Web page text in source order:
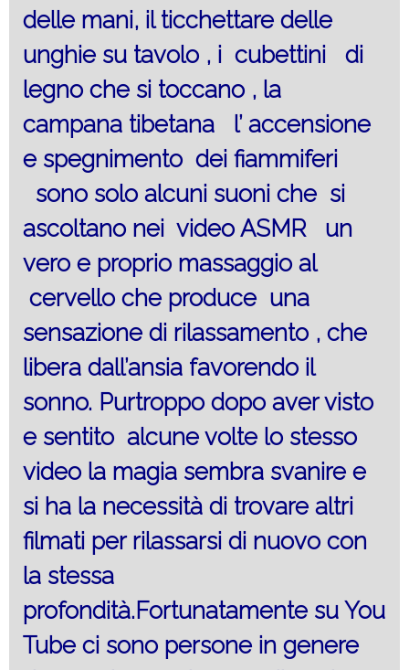
delle mani, il ticchettare delle
unghie su tavolo , i cubettini di
legno che si toccano , la
campana tibetana l’ accensione
e spegnimento dei fiammiferi
sono solo alcuni suoni che si
ascoltano nei video ASMR un
vero e proprio massaggio al
cervello che produce una
sensazione di rilassamento , che
libera dall’ansia favorendo il
sonno. Purtroppo dopo aver visto
e sentito alcune volte lo stesso
video la magia sembra svanire e
si ha la necessità di trovare altri
filmati per rilassarsi di nuovo con
la stessa
profondità.Fortunatamente su You
Tube ci sono persone in genere